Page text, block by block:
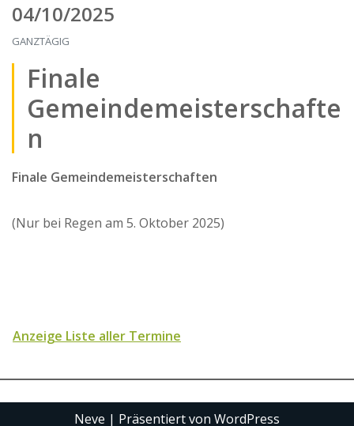
04/10/2025
GANZTÄGIG
Finale
Gemeindemeisterschafte
n
Finale Gemeindemeisterschaften
(Nur bei Regen am 5. Oktober 2025)
Anzeige Liste aller Termine
Neve | Präsentiert von WordPress